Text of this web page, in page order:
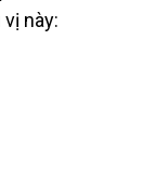
này: